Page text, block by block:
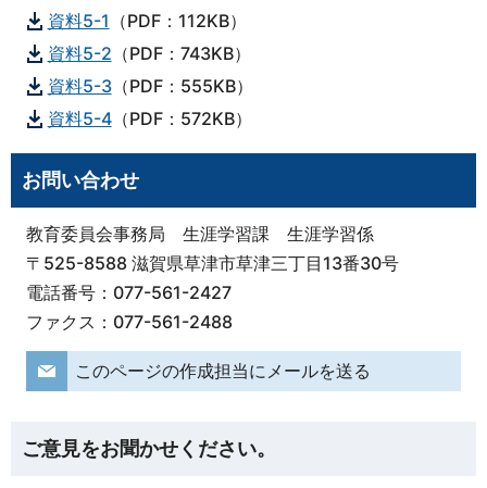
資料5-1 （PDF：112KB）
資料5-2 （PDF：743KB）
資料5-3（PDF：555KB）
資料5-4（PDF：572KB）
お問い合わせ
教育委員会事務局 生涯学習課 生涯学習係
〒525-8588 滋賀県草津市草津三丁目13番30号
電話番号：077-561-2427
ファクス：077-561-2488
このページの作成担当にメールを送る
ご意見をお聞かせください。